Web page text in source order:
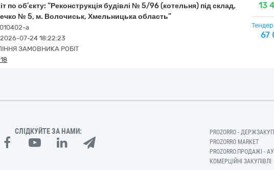
по об’єкту: “Реконструкція будівлі № 5/96 (котельня) під склад,
№ 5, м. Волочиськ, Хмельницька область”
a
07-24 18:22:23
ЗАМОВНИКА РОБІТ
13
67
СЛІДКУЙТЕ ЗА НАМИ:
PROZORRO -
PROZORRO MARKET
PROZORRO.ПРОДАЖІ -
КОМЕРЦІЙНІ ЗАКУПІВЛІ